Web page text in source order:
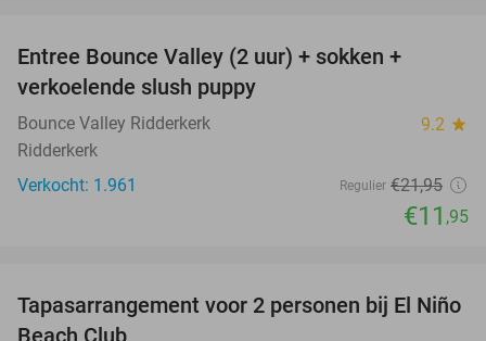
Entree Bounce Valley (2 uur) + sokken +
verkoelende slush puppy
Bounce Valley Ridderkerk 9.2 star
Ridderkerk
Verkocht: 1.961
Regulier €21,95
€11 ,95
51%
Tapasarrangement voor 2 personen bij El Niño
Beach Club